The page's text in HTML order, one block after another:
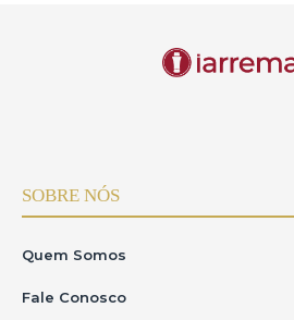
SOBRE NÓS
Quem Somos
Fale Conosco